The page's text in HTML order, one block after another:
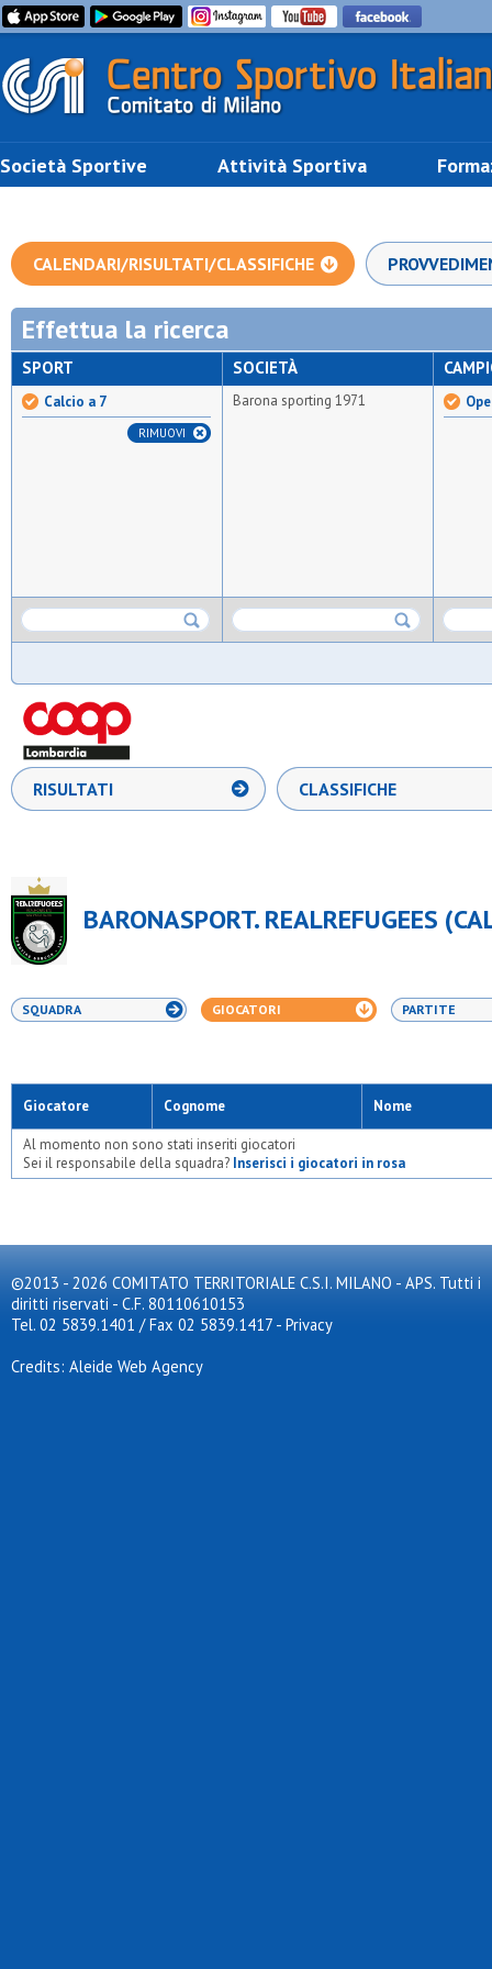
Società Sportive Attività Sportiva
CALENDARI/RISULTATI/CLASSIFICHE
Effettua la ricerca
SPORT
Calcio a 7
RIMUOVI
SOCIETÀ
Barona sporting 1971
RISULTATI CLASSIFICHE
BARONASPORT. REALREFUGEES
SQUADRA GIOCATORI PARTITE
Giocatore Cognome Nome
Al momento non sono stati inseriti giocatori
Sei il responsabile della squadra? Inserisci i giocatori in rosa
©2013 - 2026 COMITATO TERRITORIALE C.S.I. MILANO - APS. Tutti i
diritti riservati - C.F. 80110610153
Tel. 02 5839.1401 / Fax 02 5839.1417 - Privacy
Credits: Aleide Web Agency